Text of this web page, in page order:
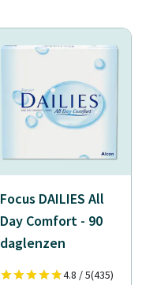
Focus DAILIES All
Day Comfort - 90
daglenzen
4.8 / 5(435)